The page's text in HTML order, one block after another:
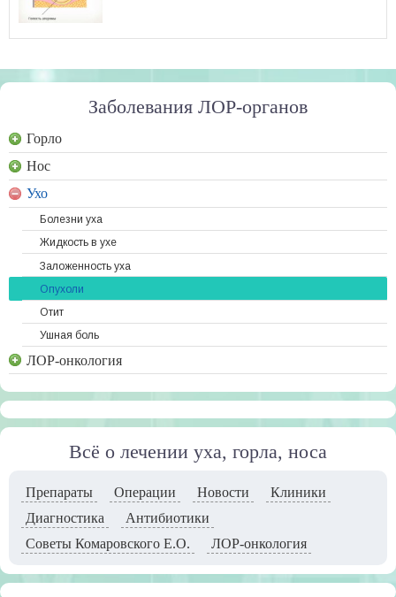
Заболевания ЛОР-органов
Горло
Нос
Ухо
Болезни уха
Жидкость в ухе
Заложенность уха
Опухоли
Отит
Ушная боль
ЛОР-онкология
Всё о лечении уха, горла, носа
Препараты Операции Новости
Клиники
Диагностика
Антибиотики
Советы Комаровского Е.О.
ЛОР-онкология